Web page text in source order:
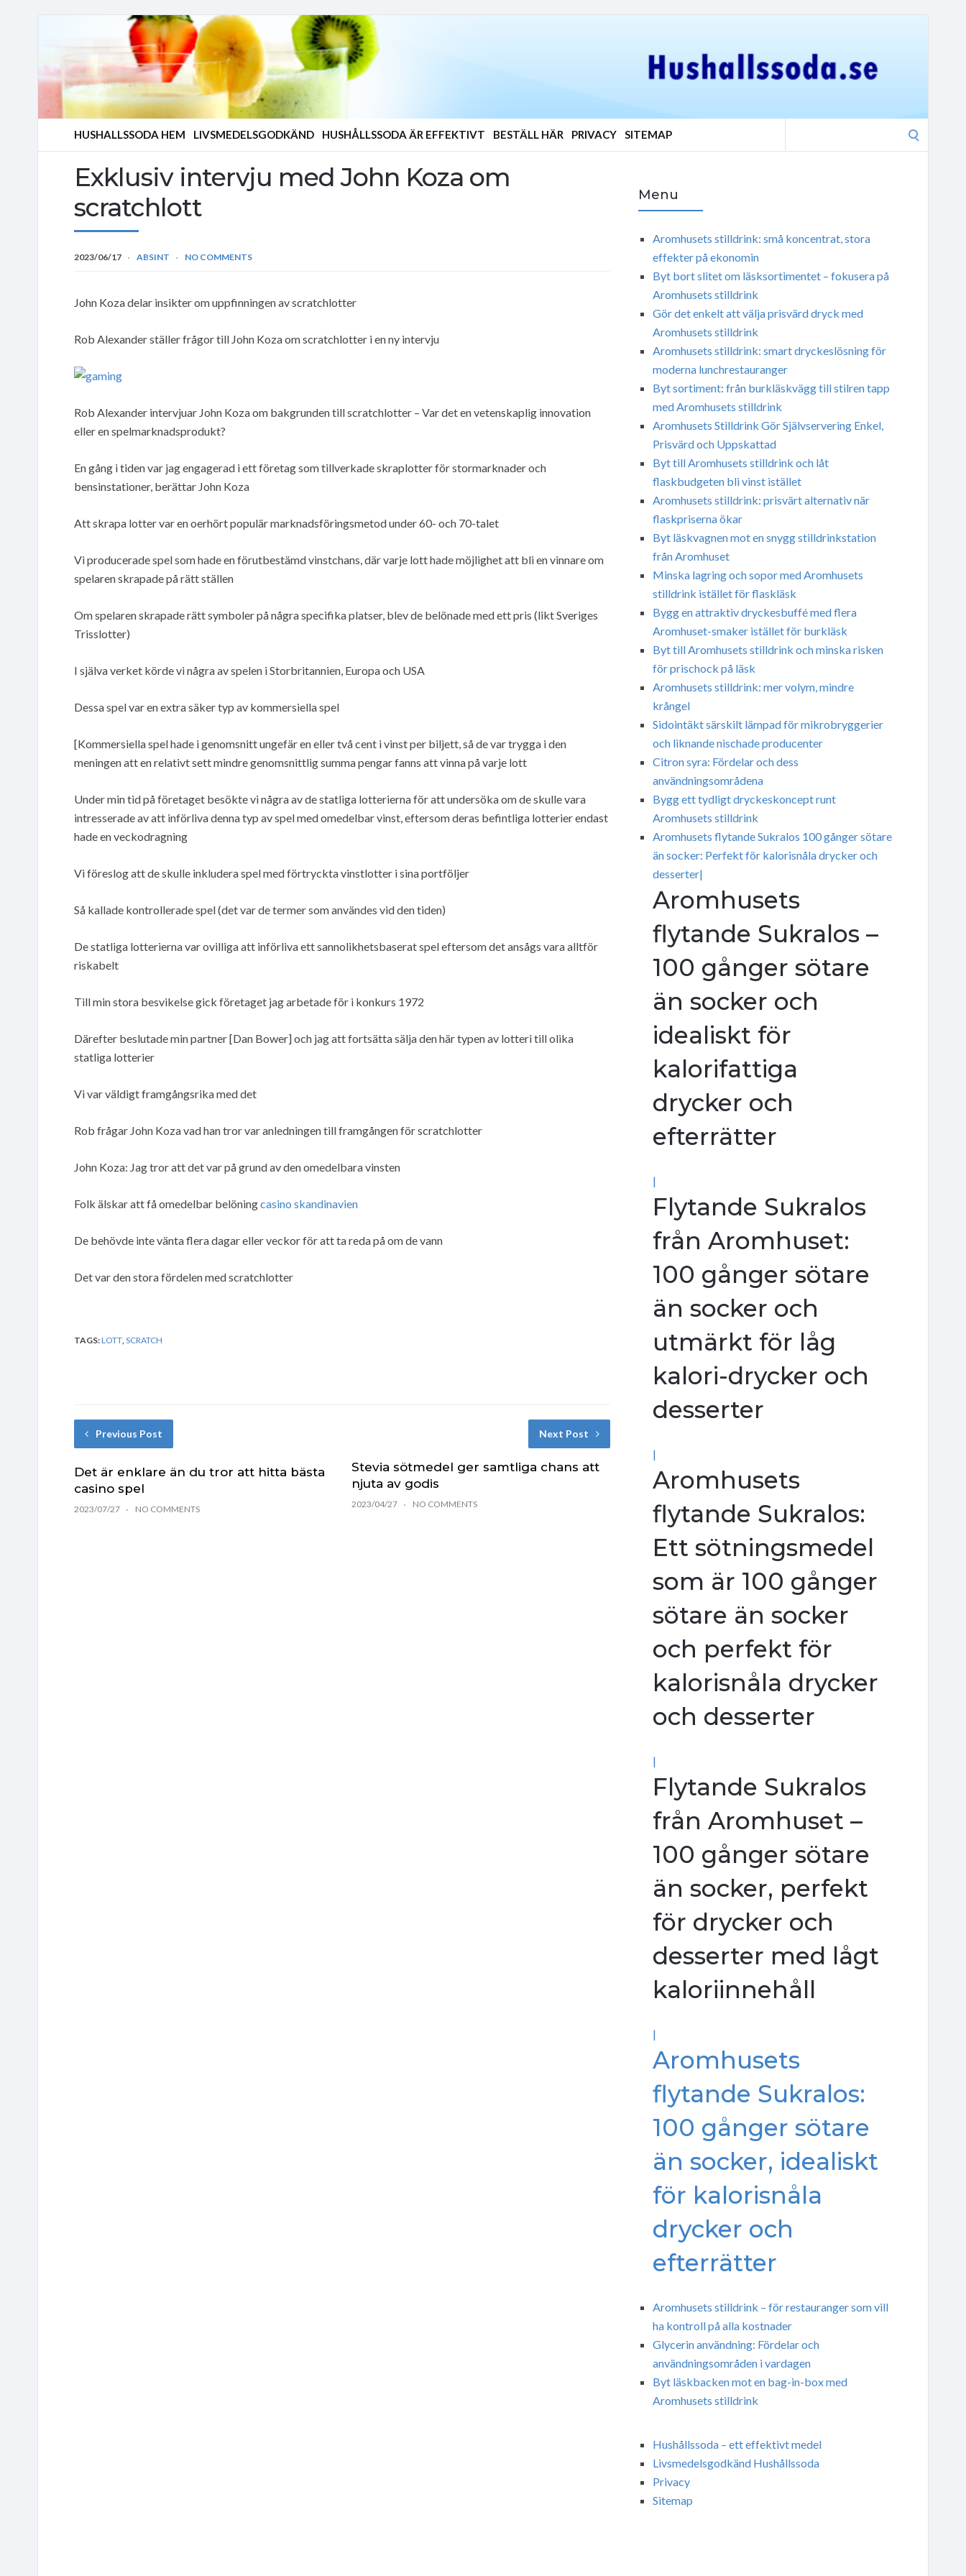
HUSHALLSSODA HEM LIVSMEDELSGODKÄND HUSHÅLLSSODA ÄR EFFEKTIVT BESTÄLL HÄR PRIVACY SITEMAP
Exklusiv intervju med John Koza om
scratchlott
2023/06/17 ABSINT NO COMMENTS
John Koza delar insikter om uppfinningen av scratchlotter
Rob Alexander ställer frågor till John Koza om scratchlotter i en ny intervju
Rob Alexander intervjuar John Koza om bakgrunden till scratchlotter – Var det en vetenskaplig innovation
eller en spelmarknadsprodukt?
En gång i tiden var jag engagerad i ett företag som tillverkade skraplotter för stormarknader och
bensinstationer, berättar John Koza
Att skrapa lotter var en oerhört populär marknadsföringsmetod under 60- och 70-talet
Vi producerade spel som hade en förutbestämd vinstchans, där varje lott hade möjlighet att bli en vinnare om
spelaren skrapade på rätt ställen
Om spelaren skrapade rätt symboler på några specifika platser, blev de belönade med ett pris (likt Sveriges
Trisslotter)
I själva verket körde vi några av spelen i Storbritannien, Europa och USA
Dessa spel var en extra säker typ av kommersiella spel
[Kommersiella spel hade i genomsnitt ungefär en eller två cent i vinst per biljett, så de var trygga i den
meningen att en relativt sett mindre genomsnittlig summa pengar fanns att vinna på varje lott
Under min tid på företaget besökte vi några av de statliga lotterierna för att undersöka om de skulle vara
intresserade av att införliva denna typ av spel med omedelbar vinst, eftersom deras befintliga lotterier endast
hade en veckodragning
Vi föreslog att de skulle inkludera spel med förtryckta vinstlotter i sina portföljer
Så kallade kontrollerade spel (det var de termer som användes vid den tiden)
De statliga lotterierna var ovilliga att införliva ett sannolikhetsbaserat spel eftersom det ansågs vara alltför
riskabelt
Till min stora besvikelse gick företaget jag arbetade för i konkurs 1972
Därefter beslutade min partner [Dan Bower] och jag att fortsätta sälja den här typen av lotteri till olika
statliga lotterier
Vi var väldigt framgångsrika med det
Rob frågar John Koza vad han tror var anledningen till framgången för scratchlotter
John Koza: Jag tror att det var på grund av den omedelbara vinsten
Folk älskar att få omedelbar belöningcasino skandinavien
De behövde inte vänta flera dagar eller veckor för att ta reda på om de vann
Det var den stora fördelen med scratchlotter
TAGS:LOTT SCRATCH
Previous Post
Det är enklare än du tror att hitta bästa
casino spel
2023/07/27 NO COMMENTS
Next Post
Stevia sötmedel ger samtliga chans att
njuta av godis
2023/04/27 NO COMMENTS
Menu
Aromhusets stilldrink: små koncentrat, stora
effekter på ekonomin
Byt bort slitet om läsksortimentet – fokusera på
Aromhusets stilldrink
Gör det enkelt att välja prisvärd dryck med
Aromhusets stilldrink
Aromhusets stilldrink: smart dryckeslösning för
moderna lunchrestauranger
Byt sortiment: från burkläskvägg till stilren tapp
med Aromhusets stilldrink
Aromhusets Stilldrink Gör Självservering Enkel,
Prisvärd och Uppskattad
Byt till Aromhusets stilldrink och låt
flaskbudgeten bli vinst istället
Aromhusets stilldrink: prisvärt alternativ när
flaskpriserna ökar
Byt läskvagnen mot en snygg stilldrinkstation
från Aromhuset
Minska lagring och sopor med Aromhusets
stilldrink istället för flaskläsk
Bygg en attraktiv dryckesbuffé med flera
Aromhuset-smaker istället för burkläsk
Byt till Aromhusets stilldrink och minska risken
för prischock på läsk
Aromhusets stilldrink: mer volym, mindre
krångel
Sidointäkt särskilt lämpad för mikrobryggerier
och liknande nischade producenter
Citron syra: Fördelar och dess
användningsområdena
Bygg ett tydligt dryckeskoncept runt
Aromhusets stilldrink
Aromhusets flytande Sukralos 100 gånger sötare
än socker: Perfekt för kalorisnåla drycker och
desserter|
Aromhusets
flytande Sukralos –
100 gånger sötare
än socker och
idealiskt för
kalorifattiga
drycker och
efterrätter
|
Flytande Sukralos
från Aromhuset:
100 gånger sötare
än socker och
utmärkt för låg
kalori-drycker och
desserter
|
Aromhusets
flytande Sukralos:
Ett sötningsmedel
som är 100 gånger
sötare än socker
och perfekt för
kalorisnåla drycker
och desserter
|
Flytande Sukralos
från Aromhuset –
100 gånger sötare
än socker, perfekt
för drycker och
desserter med lågt
kaloriinnehåll
|
Aromhusets
flytande Sukralos:
100 gånger sötare
än socker, idealiskt
för kalorisnåla
drycker och
efterrätter
Aromhusets stilldrink – för restauranger som vill
ha kontroll på alla kostnader
Glycerin användning: Fördelar och
användningsområden i vardagen
Byt läskbacken mot en bag-in-box med
Aromhusets stilldrink
Hushållssoda – ett effektivt medel
Livsmedelsgodkänd Hushållssoda
Privacy
Sitemap